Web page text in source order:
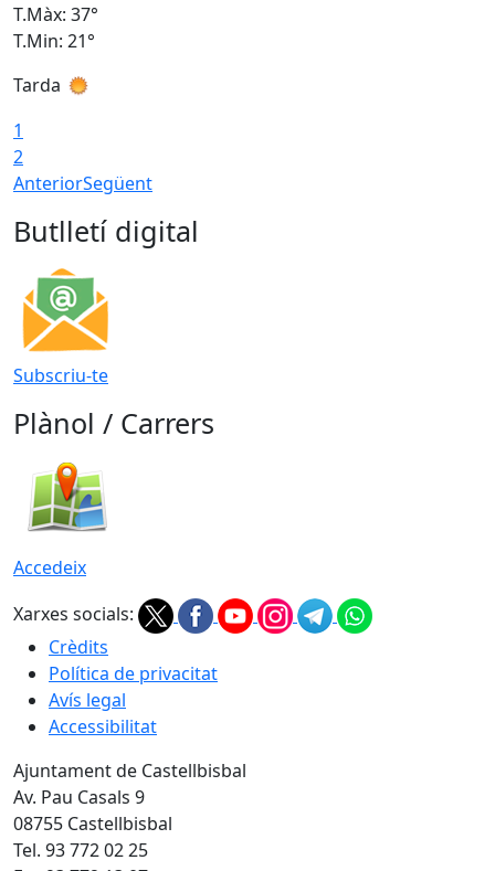
T.Màx: 37°
T.Min: 21°
Tarda
1
2
AnteriorSegüent
Butlletí digital
Subscriu-te
Plànol / Carrers
Accedeix
Xarxes socials:
Crèdits
Política de privacitat
Avís legal
Accessibilitat
Ajuntament de Castellbisbal
Av. Pau Casals 9
08755 Castellbisbal
Tel. 93 772 02 25